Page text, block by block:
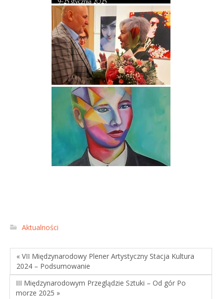
Aktualności
« VII Międzynarodowy Plener Artystyczny Stacja Kultura
2024 – Podsumowanie
III Międzynarodowym Przeglądzie Sztuki – Od gór Po
morze 2025 »